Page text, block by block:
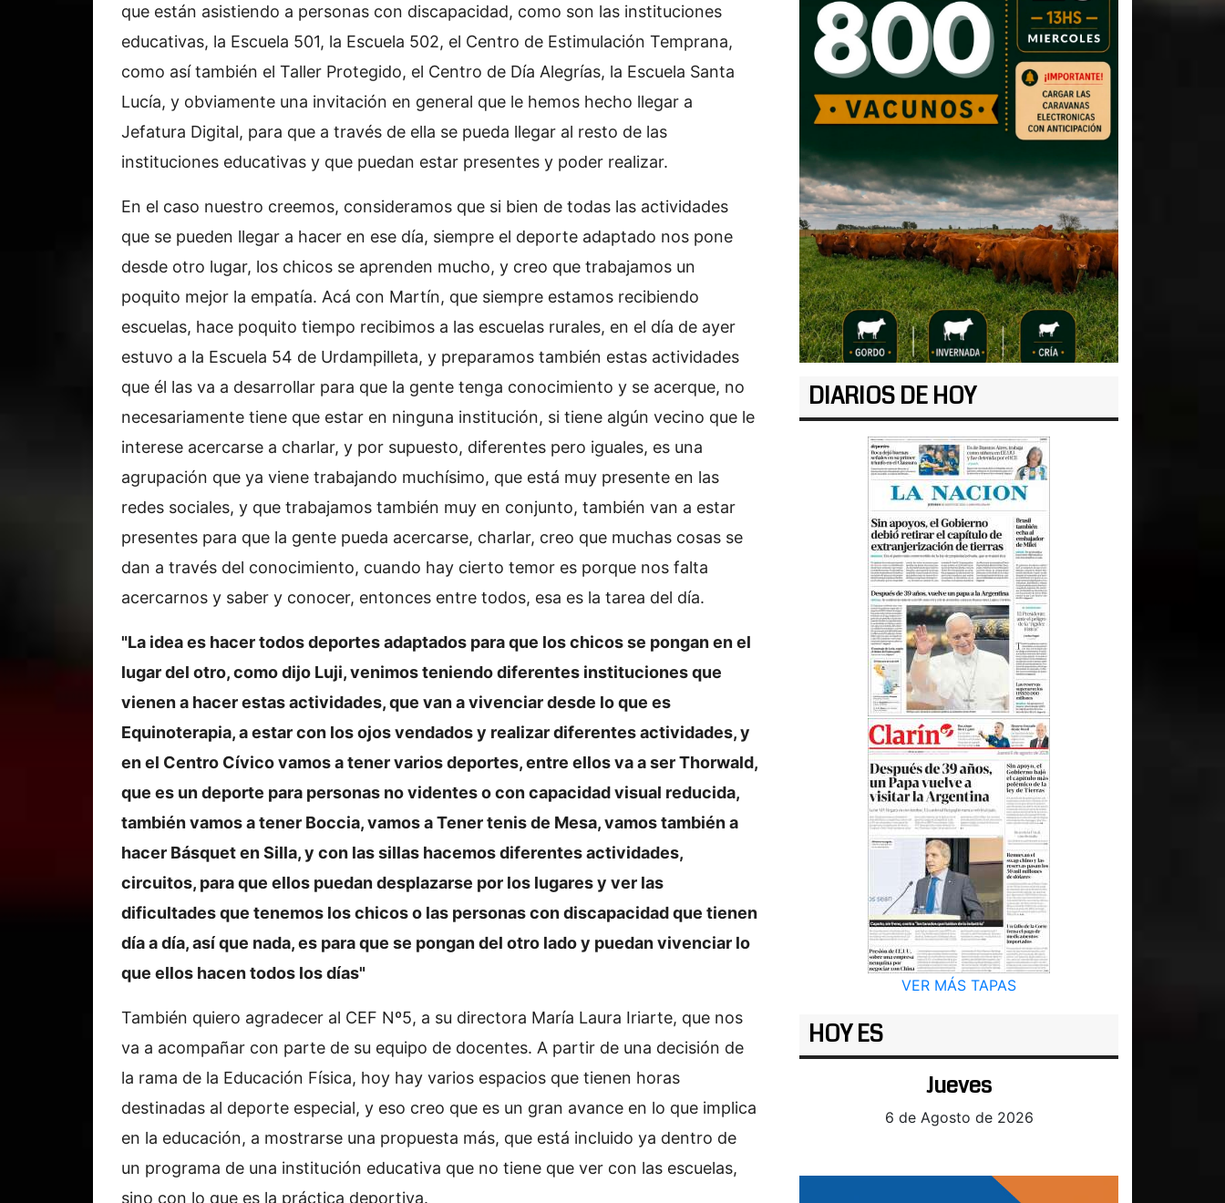
que están asistiendo a personas con discapacidad, como son las instituciones
educativas, la Escuela 501, la Escuela 502, el Centro de Estimulación Temprana,
como así también el Taller Protegido, el Centro de Día Alegrías, la Escuela Santa
Lucía, y obviamente una invitación en general que le hemos hecho llegar a
Jefatura Digital, para que a través de ella se pueda llegar al resto de las
instituciones educativas y que puedan estar presentes y poder realizar.
En el caso nuestro creemos, consideramos que si bien de todas las actividades
que se pueden llegar a hacer en ese día, siempre el deporte adaptado nos pone
desde otro lugar, los chicos se aprenden mucho, y creo que trabajamos un
poquito mejor la empatía. Acá con Martín, que siempre estamos recibiendo
escuelas, hace poquito tiempo recibimos a las escuelas rurales, en el día de ayer
estuvo a la Escuela 54 de Urdampilleta, y preparamos también estas actividades
que él las va a desarrollar para que la gente tenga conocimiento y se acerque, no
necesariamente tiene que estar en ninguna institución, si tiene algún vecino que le
interese acercarse a charlar, y por supuesto, diferentes pero iguales, es una
agrupación que ya viene trabajando muchísimo, que está muy presente en las
redes sociales, y que trabajamos también muy en conjunto, también van a estar
presentes para que la gente pueda acercarse, charlar, creo que muchas cosas se
dan a través del conocimiento, cuando hay cierto temor es porque nos falta
acercarnos y saber y conocer, entonces entre todos, esa es la tarea del día.
"La idea es hacer todos deportes adaptados para que los chicos se pongan en el
lugar del otro, como dijo Luji, venimos teniendo diferentes instituciones que
vienen a hacer estas actividades, que van a vivenciar desde lo que es
Equinoterapia, a estar con los ojos vendados y realizar diferentes actividades, y
en el Centro Cívico vamos a tener varios deportes, entre ellos va a ser Thorwald,
que es un deporte para personas no videntes o con capacidad visual reducida,
también vamos a tener Boccia, vamos a Tener tenis de Mesa, vamos también a
hacer Básquet en Silla, y con las sillas hacemos diferentes actividades,
circuitos, para que ellos puedan desplazarse por los lugares y ver las
dificultades que tenemos los chicos o las personas con discapacidad que tienen
día a día, así que nada, es para que se pongan del otro lado y puedan vivenciar lo
que ellos hacen todos los días"
También quiero agradecer al CEF Nº5, a su directora María Laura Iriarte, que nos
va a acompañar con parte de su equipo de docentes. A partir de una decisión de
la rama de la Educación Física, hoy hay varios espacios que tienen horas
destinadas al deporte especial, y eso creo que es un gran avance en lo que implica
en la educación, a mostrarse una propuesta más, que está incluido ya dentro de
un programa de una institución educativa que no tiene que ver con las escuelas,
sino con lo que es la práctica deportiva.
DIARIOS DE HOY
VER MÁS TAPAS
HOY ES
Jueves
6 de Agosto de 2026